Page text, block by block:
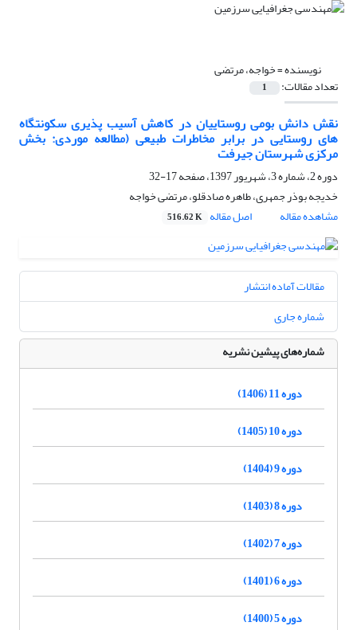
نویسنده =خواجه، مرتضی
تعداد مقالات: 1
نقش دانش بومی روستاییان در کاهش آسیب پذیری سکونتگاه
های روستایی در برابر مخاطرات طبیعی (مطالعه موردی: بخش
مرکزی شهرستان جیرفت
دوره 2، شماره 3، شهریور 1397، صفحه
17-32
خدیجه بوذر جمهری، طاهره صادقلو، مرتضی خواجه
مشاهده مقاله
اصل مقاله 516.62 K
مقالات آماده انتشار
شماره جاری
شماره‌های پیشین نشریه
دوره 11 (1406)
دوره 10 (1405)
دوره 9 (1404)
دوره 8 (1403)
دوره 7 (1402)
دوره 6 (1401)
دوره 5 (1400)